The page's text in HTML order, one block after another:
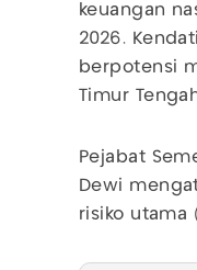
keuangan
2026.
berpotensi
Timur
Pejabat
Dewi
risiko utama (